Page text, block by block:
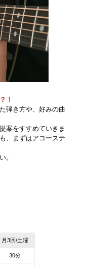
！
弾き方や、好みの曲
案をすすめていきま
、まずはアコーステ
。
月3回/土曜
30分